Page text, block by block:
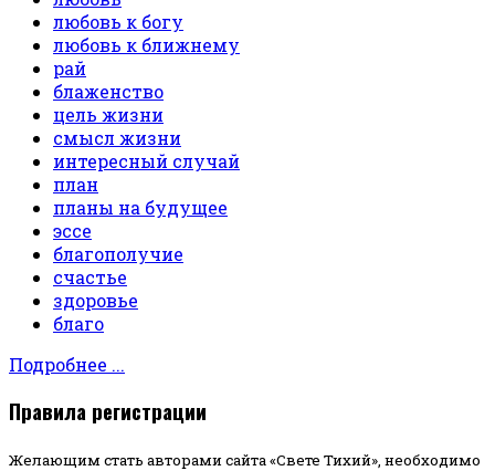
любовь к богу
любовь к ближнему
рай
блаженство
цель жизни
смысл жизни
интересный случай
план
планы на будущее
эссе
благополучие
счастье
здоровье
благо
Подробнее ...
Правила регистрации
Желающим стать авторами сайта «Свете Тихий», необходимо